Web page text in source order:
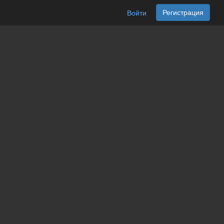
Войти Регистрация